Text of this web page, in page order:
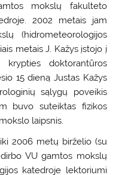
mokslų fakulteto
2002 metais jam
(hidrometeorologijos
metais J. Kažys įstojo į
krypties doktorantūros
15 dieną Justas Kažys
sąlygų poveikis
buvo suteiktas fizikos
laipsnis.
2006 metų birželio (su
VU gamtos mokslų
katedroje lektoriumi